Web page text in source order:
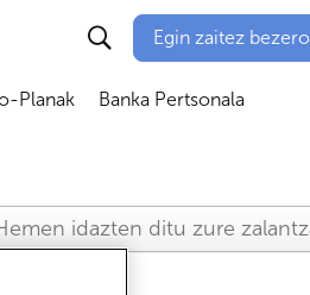
Egin zaitez bezero
Planak
Abrir submenú
Banka Pertsonala